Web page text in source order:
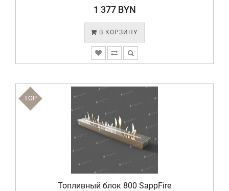
1 377 BYN
В КОРЗИНУ
TOP
Топливный блок 800 SappFire